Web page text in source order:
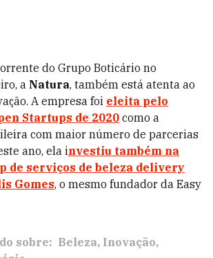
do Grupo Boticário no
a Natura, também está atenta ao
A empresa foi eleita pelo
Startups de 2020 como a
com maior número de parcerias
ano, ela investiu também na
de serviços de beleza delivery
Gomes, o mesmo fundador da Easy
sobre: Beleza Inovação